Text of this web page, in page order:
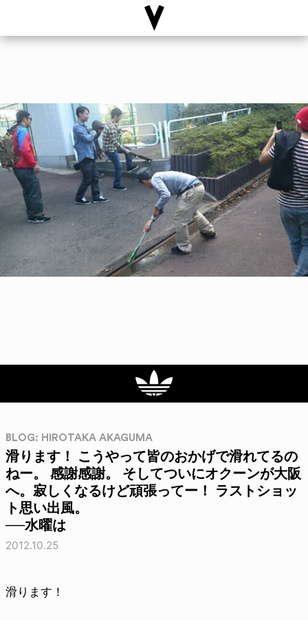
BLOG: HIROTAKA AKAGUMA
滑ります！ こうやって皆のおかげで滑れてるの
ねー。 感謝感謝。 そしてついにオクーンが大阪
へ。寂しくなるけど頑張ってー！ ラストショッ
ト思い出風。
──水曜は
2012.10.25
滑ります！